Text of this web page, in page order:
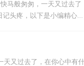
马般匆匆，一天又过去
头疼，以下是小编精心...
又过去了，在你心中有